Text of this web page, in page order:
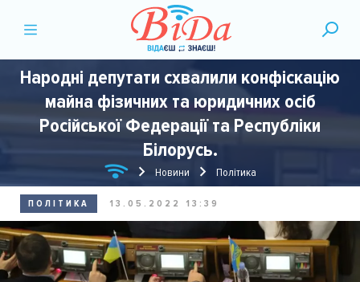
Народні депутати схвалили конфіскацію
майна фізичних та юридичних осіб
Російської Федерації та Республіки
Білорусь.
Новини Політика
ПОЛІТИКА 13.05.2022 13:39